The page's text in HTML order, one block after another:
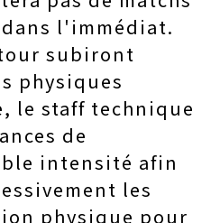
l'immédiat.
subiront
physiques
le staff technique
de
intensité afin
les
physique pour